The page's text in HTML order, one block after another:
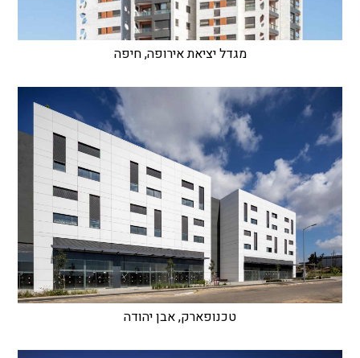
מגדל יציאת אירופה, חיפה
טכנופארק, אבן יהודה